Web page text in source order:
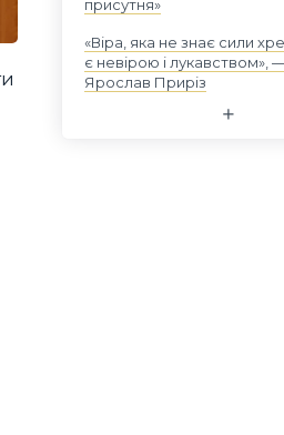
присутня»
«Віра, яка не знає сили
є невірою і лукавством»,
Ярослав Приріз